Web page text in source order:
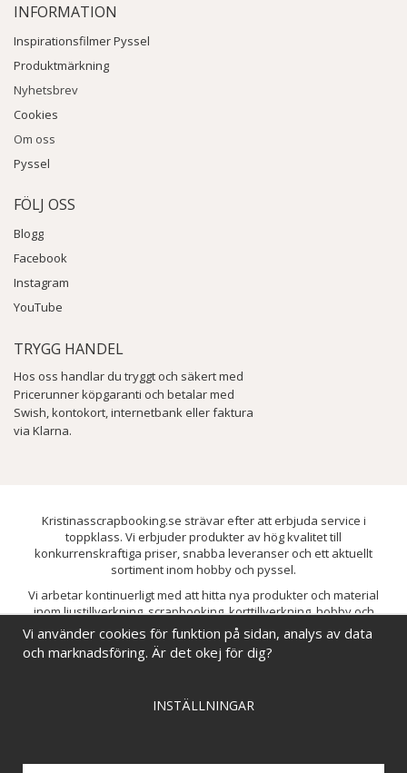
INFORMATION
Inspirationsfilmer Pyssel
Produktmärkning
Nyhetsbrev
Cookies
Om oss
Pyssel
FÖLJ OSS
Blogg
Facebook
Instagram
YouTube
TRYGG HANDEL
Hos oss handlar du tryggt och säkert med
Pricerunner köpgaranti och betalar med
Swish, kontokort, internetbank eller faktura
via Klarna.
Kristinasscrapbooking.se strävar efter att erbjuda service i
toppklass. Vi erbjuder produkter av hög kvalitet till
konkurrenskraftiga priser, snabba leveranser och ett aktuellt
sortiment inom hobby och pyssel.
Vi arbetar kontinuerligt med att hitta nya produkter och material
inom ljustillverkning, scrapbooking, korttillverkning, hobby och
pyssel. Målet är att bredda sortimentet och löpande förbättra och
utveckla vårt utbud, så att du alltid kan hitta det du behöver hos oss.
Vi använder cookies för funktion på sidan, analys av data
och marknadsföring. Är det okej för dig?
INSTÄLLNINGAR